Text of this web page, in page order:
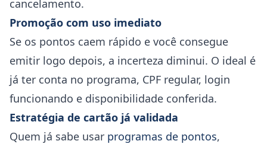
cancelamento.
Promoção com uso imediato
Se os pontos caem rápido e você consegue
emitir logo depois, a incerteza diminui. O ideal é
já ter conta no programa, CPF regular, login
funcionando e disponibilidade conferida.
Estratégia de cartão já validada
Quem já sabe usar programas de pontos,